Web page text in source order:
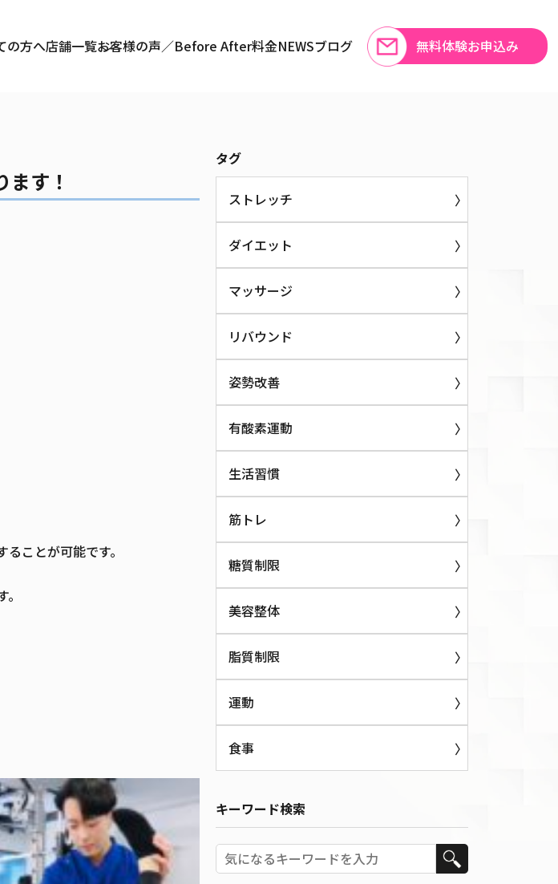
の方へ店舗一覧お客様の声／Before After料金NEWSブログ 無料体験お申込み
す！
ことが可能です。
タグ
ストレッチ
ダイエット
マッサージ
リバウンド
姿勢改善
有酸素運動
生活習慣
筋トレ
糖質制限
美容整体
脂質制限
運動
食事
キーワード検索